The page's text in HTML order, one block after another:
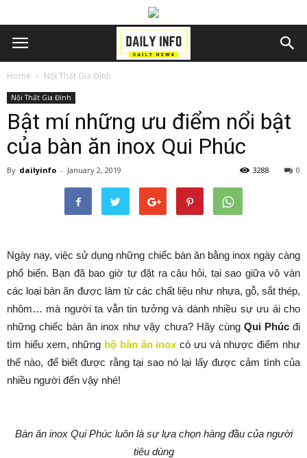
Home Nội Thất Gia Đình
Nội Thất Gia Đình
Bật mí những ưu điểm nổi bật
của bàn ăn inox Qui Phúc
By dailyinfo - January 2, 2019 0
3288
Ngày nay, việc sử dụng những chiếc bàn ăn bằng inox ngày càng
phổ biến. Bạn đã bao giờ tự đặt ra câu hỏi, tại sao giữa vô vàn
các loại bàn ăn được làm từ các chất liệu như nhựa, gỗ, sắt thép,
nhôm… mà người ta vẫn tin tưởng và dành nhiều sự ưu ái cho
những chiếc bàn ăn inox như vậy chưa? Hãy cùng Qui Phúcđi
tìm hiểu xem, những bộ bàn ăn inox có ưu và nhược điểm như
thế nào, để biết được rằng tại sao nó lại lấy được cảm tình của
nhiều người đến vậy nhé!
Bàn ăn inox Qui Phúc luôn là sự lựa chọn hàng đầu của người
tiêu dùng